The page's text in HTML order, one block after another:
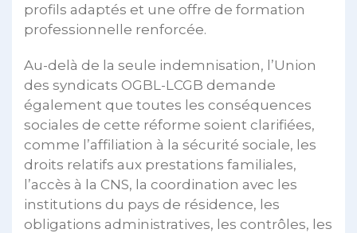
profils adaptés et une offre de formation
professionnelle renforcée.
Au-delà de la seule indemnisation, l’Union
des syndicats OGBL-LCGB demande
également que toutes les conséquences
sociales de cette réforme soient clarifiées,
comme l’affiliation à la sécurité sociale, les
droits relatifs aux prestations familiales,
l’accès à la CNS, la coordination avec les
institutions du pays de résidence, les
obligations administratives, les contrôles, les